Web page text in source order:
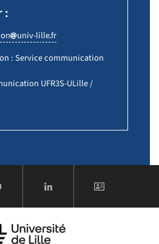
:
univ-lillefr
: Service communication
UFR3S-ULille /